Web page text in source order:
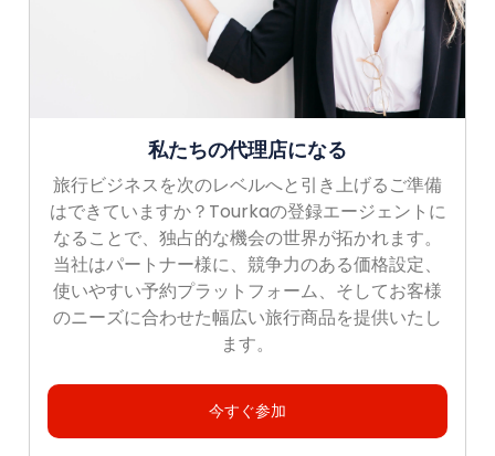
私たちの代理店になる
旅行ビジネスを次のレベルへと引き上げるご準備
はできていますか？Tourkaの登録エージェントに
なることで、独占的な機会の世界が拓かれます。
当社はパートナー様に、競争力のある価格設定、
使いやすい予約プラットフォーム、そしてお客様
のニーズに合わせた幅広い旅行商品を提供いたし
ます。
今すぐ参加